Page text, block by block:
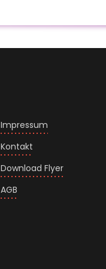
Impressum
Kontakt
Download Flyer
AGB